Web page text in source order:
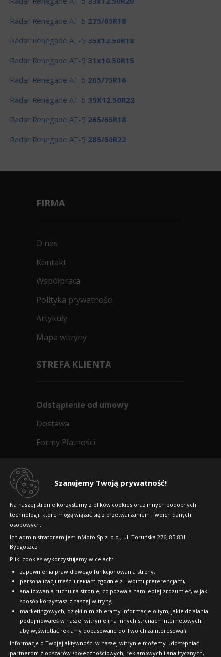
Szanujemy Twoją prywatność!
Na naszej stronie korzystamy z plików cookies oraz innych podobnych
technologii, które mogą wiązać się z przetwarzaniem Twoich danych
osobowych.
Ich administratorem jest InMoto Sp z .o.o., ul. Toruńska 276, 85-831
Bydgoszcz.
Pliki cookies wykorzystujemy w celach:
zapewnienia prawidłowego funkcjonowania strony,
personalizacji treści i reklam zgodnie z Twoimi preferencjami,
analizowania ruchu na stronie, co pozwala nam lepiej zrozumieć, w jaki
sposób korzystasz z naszej witryny,
marketingowych, dzięki nim zbieramy informacje o tym, jakie działania
podejmowałeś w naszej witrynie i na innych stronach internetowych,
aby wyświetlać reklamy dopasowane do Twoich zainteresowań.
Informacje o Twojej aktywności w naszej witrynie możemy udostępniać
partnerom z obszarów społecznościowych, reklamowych i analitycznych,
Radar Renegade AT-5 275/65R18
Radar Renegade AT-5 35x12.50R18
Radar Renegade AT-5 31x10.50R15
Radar Renegade AT-5 265/75R16
Radar Renegade AT-5 35X12.50R22
Radar Renegade AT-5 265/65R18
Radar Renegade AT-5 285/50R22
FIRMA
O nas
Kontakt
Współpraca
Polityka prywatności
Artykuły
Mapa witryny
STREFA KLIENTA
Odstąpienie od umowy
Dostawa
Formy Płatności
Dlaczego warto kupić w 24opony.pl
Raty
FAQ
OFICJALNY PARTNER